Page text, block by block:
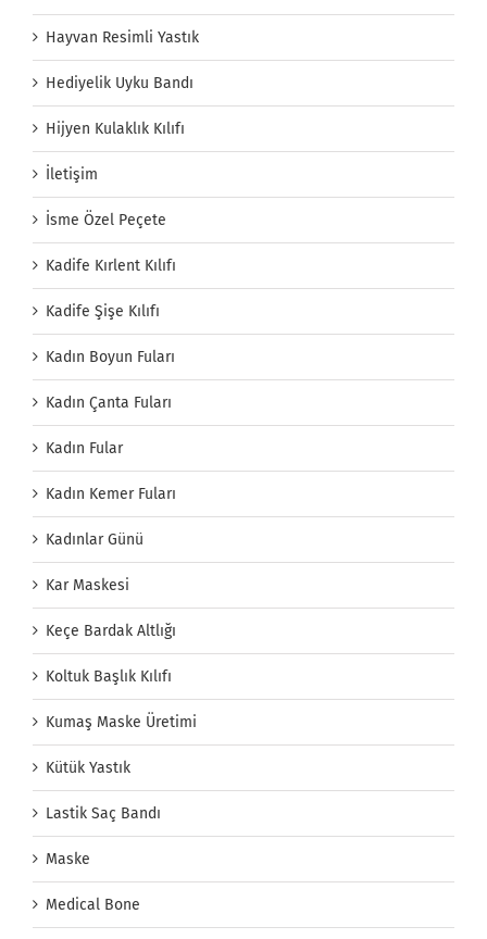
Hayvan Resimli Yastık
Hediyelik Uyku Bandı
Hijyen Kulaklık Kılıfı
İletişim
İsme Özel Peçete
Kadife Kırlent Kılıfı
Kadife Şişe Kılıfı
Kadın Boyun Fuları
Kadın Çanta Fuları
Kadın Fular
Kadın Kemer Fuları
Kadınlar Günü
Kar Maskesi
Keçe Bardak Altlığı
Koltuk Başlık Kılıfı
Kumaş Maske Üretimi
Kütük Yastık
Lastik Saç Bandı
Maske
Medical Bone